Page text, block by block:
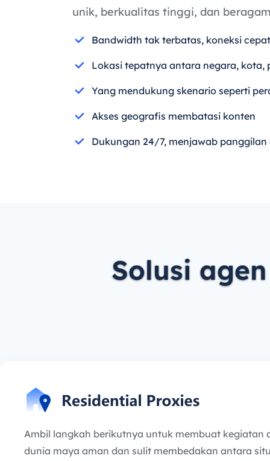
unik, berkualitas tinggi, dan
Bandwidth tak terbatas, koneksi
Lokasi tepatnya antara negara, kota,
Yang mendukung skenario seperti
Akses geografis membatasi konten
Dukungan 24/7, menjawab
Solusi
Ambil langkah berikutnya untuk membuat kegiatan
dunia maya aman dan sulit membedakan antara